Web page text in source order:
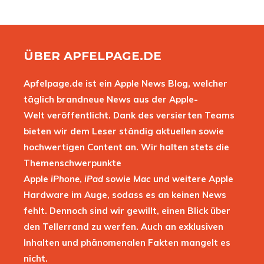
ÜBER APFELPAGE.DE
Apfelpage.de ist ein Apple News Blog, welcher
täglich brandneue News aus der Apple-
Welt veröffentlicht. Dank des versierten Teams
bieten wir dem Leser ständig aktuellen sowie
hochwertigen Content an. Wir halten stets die
Themenschwerpunkte
Apple iPhone, iPad sowie Mac und weitere Apple
Hardware im Auge, sodass es an keinen News
fehlt. Dennoch sind wir gewillt, einen Blick über
den Tellerrand zu werfen. Auch an exklusiven
Inhalten und phänomenalen Fakten mangelt es
nicht.